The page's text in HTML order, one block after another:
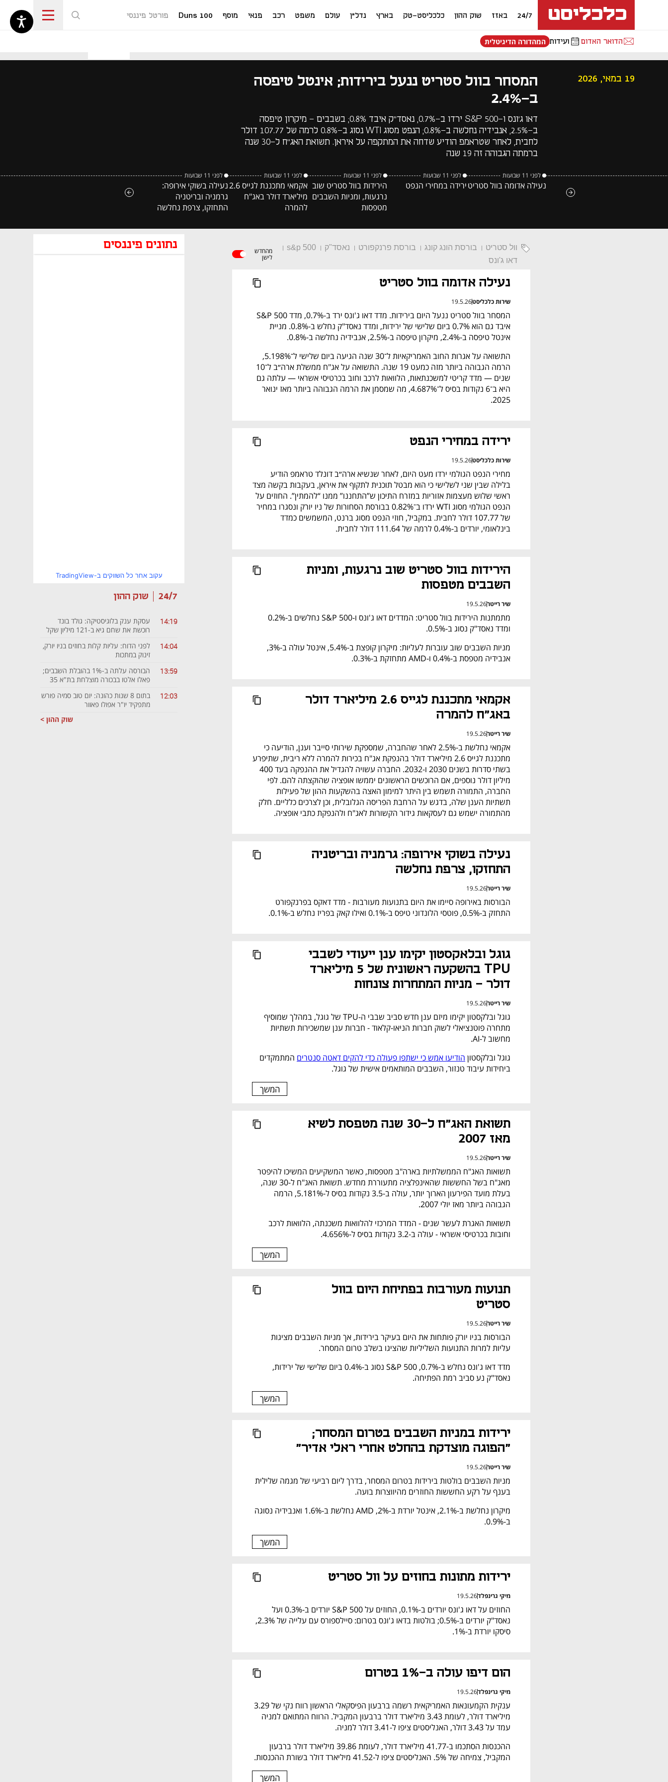
24/7 באזז שוק ההון כלכליסט-טק בארץ נדל"ן עולם משפט רכב פנאי מוסף Duns 100 פורטל פיננסי
הדואר האדום ועידות
נפתח בכרטיסייה חדשה
המהדורה הדיגיטלית
המסחר בוול סטריט ננעל בירידות; אינטל טיפסה
ב-2.4%
דאו ג'ונס ו-S&P 500 ירדו ב-0.7%, נאסד"ק איבד 0.8%; בשבבים - מיקרון טיפסה
ב-2.5%, אנבידיה נחלשה ב-0.8%; הנפט מסוג WTI נסוג ב-0.8% לרמה של 107.77 דולר
לחבית, לאחר שטראמפ הודיע שדחה את המתקפה על איראן. תשואת האג"ח ל-30 שנה
ברמתה הגבוהה זה 19 שנה
19 במאי, 2026
לפני 11 שבועות
נעילה אדומה בוול סטריט
לפני 11 שבועות
ירידה במחירי הנפט
לפני 11 שבועות
הירידות בוול סטריט שוב
נרגעות, ומניות השבבים
מטפסות
לפני 11 שבועות
אקמאי מתכננת לגייס 2.6
מיליארד דולר באג"ח
להמרה
לפני 11 שבועות
נעילה בשוקי אירופה:
גרמניה ובריטניה
התחזקו, צרפת נחלשה
נתונים פיננסים
עקוב אחר כל השווקים ב-TradingView
24/7 שוק ההון
14:19
עסקת ענק בלוגיסטיקה: גולד בונד
רוכשת את שחם גיא ב-121 מיליון שקל
14:04
לפני הדוח: עליות קלות בחוזים בניו יורק,
זינוק במתכות
13:59
הבורסה עלתה ב-1% בהובלת השבבים;
פאלו אלטו בבכורה מוצלחת בת"א 35
12:03
בתום 8 שנות כהונה: יום טוב סמיה פורש
מתפקיד יו"ר אפולו פאוור
שוק ההון >
וול סטריט בורסת הונג קונג בורסת פרנקפורט נאסד"ק
s&p 500
דאו ג'ונס
מהחדש
לישן
נעילה אדומה בוול סטריט
שירות כלכליסט19.5.26
אינטל טיפסה ב-2.4%, מיקרון טיפסה ב-2.5%, אנבידיה נחלשה ב-0.8%.
2025.
ירידה במחירי הנפט
שירות כלכליסט19.5.26
בינלאומי, יורדים ב-0.4% לרמה של 111.64 דולר לחבית.
השבבים מטפסות
שיר רייטר19.5.26
ומדד נאסד"ק נסוג ב-0.5%.
אנבידיה מטפסת ב-0.4% ו-AMD מתחזקת ב-0.3%.
באג"ח להמרה
שיר רייטר19.5.26
מהתמורה ישמש גם לעסקאות גידור הקשורות לאג"ח ולהנפקת כתבי אופציה.
התחזקו, צרפת נחלשה
שיר רייטר19.5.26
התחזק ב-0.5%, פוטסי הלונדוני טיפס ב-0.1% ואילו קאק בפריז נחלש ב-0.1%.
דולר - מניות המתחרות צונחות
שיר רייטר19.5.26
מחשוב ל-AI.
גוגל ובלקסטון הודיעו אמש כי ישתפו פעולה כדי להקים דאטה סנטרים
ביחידות עיבוד טנזור, השבבים המותאמים אישית של גוגל.
המשך
מאז 2007
שיר רייטר19.5.26
הגבוהה ביותר מאז יולי 2007.
וחובות בכרטיסי אשראי - עולה ב-3.2 נקודות בסיס ל-4.656%.
המשך
סטריט
שיר רייטר19.5.26
עליות למרות התנועות השליליות שהציגו בשלב טרום המסחר.
נאסד"ק נע סביב רמת הפתיחה.
המשך
"הפוגה מוצדקת בהחלט אחרי ראלי אדיר"
שיר רייטר19.5.26
בענף על רקע החששות החוזרים מהיווצרות בועה.
ב-0.9%.
המשך
ירידות מתונות בחוזים על וול סטריט
מיקי גרינפלד19.5.26
סיסקו יורדת ב-1%.
הום דיפו עולה ב-1% בטרום
מיקי גרינפלד19.5.26
עמד על 3.43 דולר, האנליסטים ציפו ל-3.41 דולר למניה.
המקביל, צמיחה של 5%. האנליסטים ציפו ל-41.52 מיליארד דולר בשורת ההכנסות.
המשך